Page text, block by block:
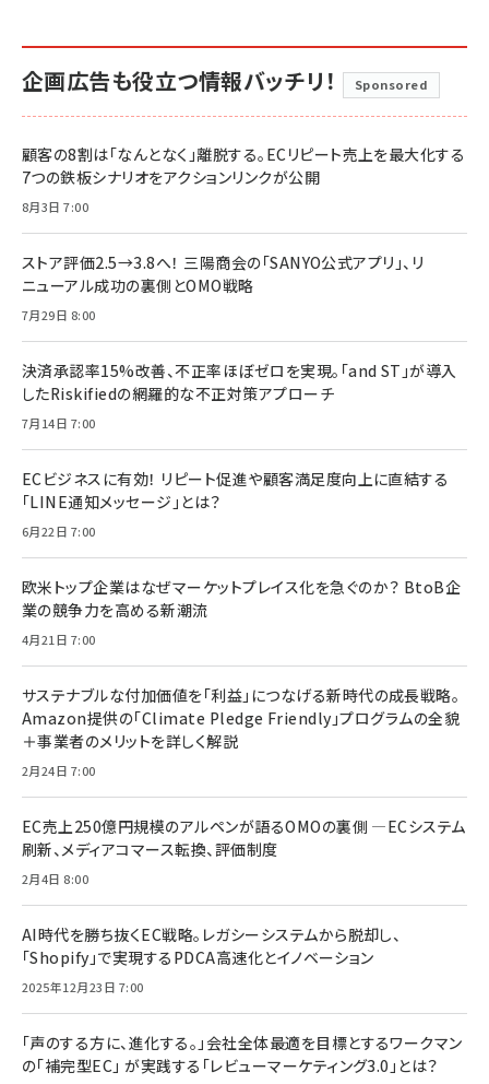
企画広告も役立つ情報バッチリ！ Sponsored
顧客の8割は「なんとなく」離脱する。ECリピート売上を最大化する
7つの鉄板シナリオをアクションリンクが公開
8月3日 7:00
ストア評価2.5→3.8へ！ 三陽商会の「SANYO公式アプリ」、リ
ニューアル成功の裏側とOMO戦略
7月29日 8:00
決済承認率15%改善、不正率ほぼゼロを実現。「and ST」が導入
したRiskifiedの網羅的な不正対策アプローチ
7月14日 7:00
ECビジネスに有効！ リピート促進や顧客満足度向上に直結する
「LINE通知メッセージ」とは？
6月22日 7:00
欧米トップ企業はなぜマーケットプレイス化を急ぐのか？ BtoB企
業の競争力を高める新潮流
4月21日 7:00
サステナブルな付加価値を「利益」につなげる新時代の成長戦略。
Amazon提供の「Climate Pledge Friendly」プログラムの全貌
＋事業者のメリットを詳しく解説
2月24日 7:00
EC売上250億円規模のアルペンが語るOMOの裏側 ―ECシステム
刷新、メディアコマース転換、評価制度
2月4日 8:00
AI時代を勝ち抜くEC戦略。レガシーシステムから脱却し、
「Shopify」で実現するPDCA高速化とイノベーション
2025年12月23日 7:00
「声のする方に、進化する。」会社全体最適を目標とするワークマン
の「補完型EC」 が実践する「レビューマーケティング3.0」とは？